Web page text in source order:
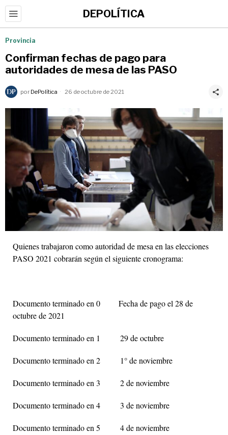
DEPOLÍTICA
Provincia
Confirman fechas de pago para
autoridades de mesa de las PASO
por DePolítica 26 de octubre de 2021
Quienes trabajaron como autoridad de mesa en las elecciones
PASO 2021 cobrarán según el siguiente cronograma:
Documento terminado en 0 Fecha de pago el 28 de
octubre de 2021
Documento terminado en 1 29 de octubre
Documento terminado en 2 1° de noviembre
Documento terminado en 3 2 de noviembre
Documento terminado en 4 3 de noviembre
Documento terminado en 5 4 de noviembre